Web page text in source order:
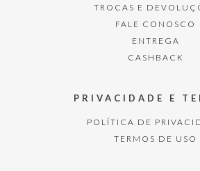
TROCAS E
FALE CONOSCO
ENTREGA
CASHBACK
PRIVACIDADE E
POLÍTICA DE
TERMOS DE USO